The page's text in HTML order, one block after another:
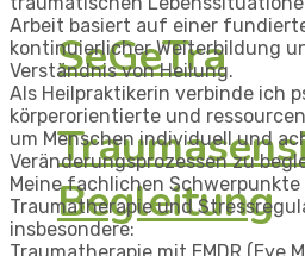
SeGeTra
Begleitung
Arbeit basiert auf einer
kontinuierlicher Weiterbildung
Verständnis von Heilung.
Als Heilpraktikerin verbinde ich
körperorientierte und
um Menschen individuell und
Veränderungsprozessen zu
Meine fachlichen Schwerpunkte
Traumatherapie und
insbesondere:
Traumatherapie mit EMDR (Eye